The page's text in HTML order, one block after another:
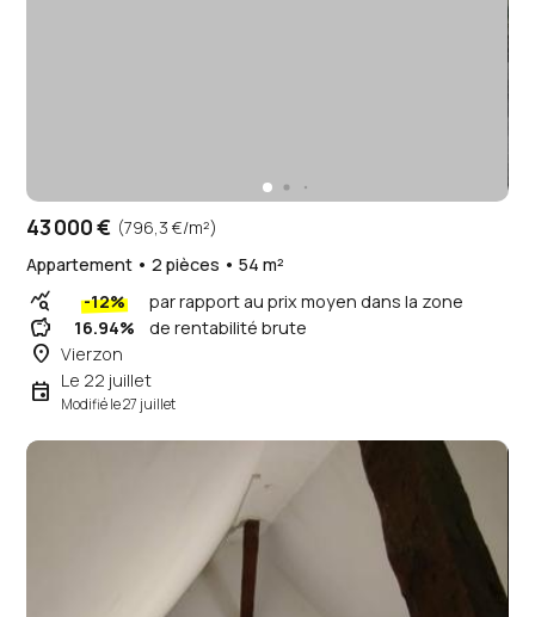
43 000 € (796,3 €/m²)
Appartement • 2 pièces • 54 m²
query_stats -12% par rapport au prix moyen dans la zone
savings 16.94% de rentabilité brute
place Vierzon
event Le 22 juillet
Modifié le 27 juillet